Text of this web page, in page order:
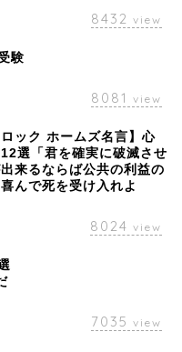
8432 view
験
8081 view
ロック ホームズ名言】心
選「君を確実に破滅させ
来るならば公共の利益の
んで死を受け入れよ
8024 view
7035 view